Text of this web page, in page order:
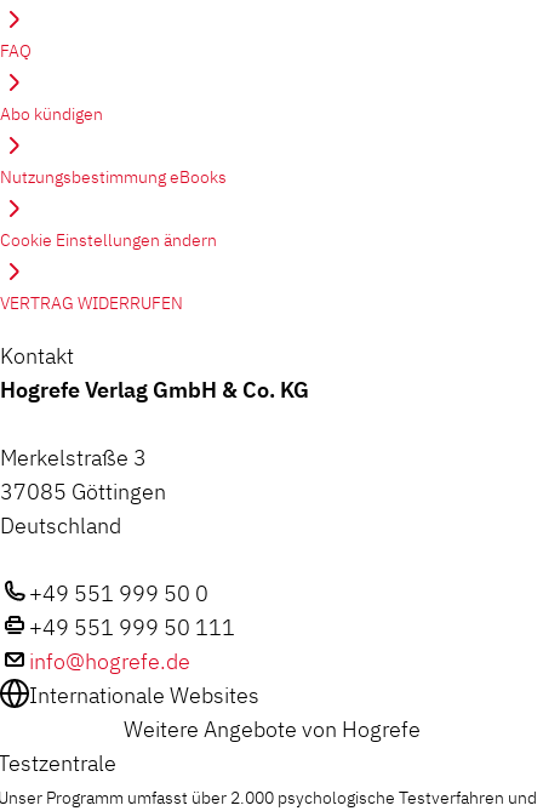
FAQ
Abo kündigen
Nutzungsbestimmung eBooks
Cookie Einstellungen ändern
VERTRAG WIDERRUFEN
Kontakt
Hogrefe Verlag GmbH & Co. KG
Merkelstraße 3
37085 Göttingen
Deutschland
+49 551 999 50 0
+49 551 999 50 111
info@hogrefe.de
Internationale Websites
Weitere Angebote von Hogrefe
Programm umfasst über 2.000 psychologische Testverfahren und